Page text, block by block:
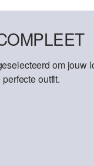
om jouw
outfit.